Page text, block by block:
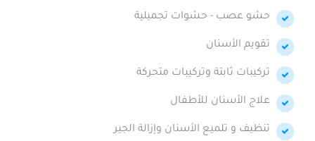
حشو عصب - حشوات تجميلية
تقويم الأسنان
تركيبات ثابتة وتركيبات متحركة
علاج الأسنان للأطفال
تنظيف و تلميع الأسنان وإزالة الجير